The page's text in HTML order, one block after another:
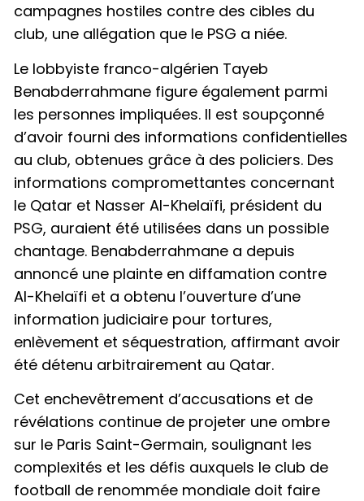
campagnes hostiles contre des cibles du
club, une allégation que le PSG a niée.
Le lobbyiste franco-algérien Tayeb
Benabderrahmane figure également parmi
les personnes impliquées. Il est soupçonné
d’avoir fourni des informations confidentielles
au club, obtenues grâce à des policiers. Des
informations compromettantes concernant
le Qatar et Nasser Al-Khelaïfi, président du
PSG, auraient été utilisées dans un possible
chantage. Benabderrahmane a depuis
annoncé une plainte en diffamation contre
Al-Khelaïfi et a obtenu l’ouverture d’une
information judiciaire pour tortures,
enlèvement et séquestration, affirmant avoir
été détenu arbitrairement au Qatar.
Cet enchevêtrement d’accusations et de
révélations continue de projeter une ombre
sur le Paris Saint-Germain, soulignant les
complexités et les défis auxquels le club de
football de renommée mondiale doit faire